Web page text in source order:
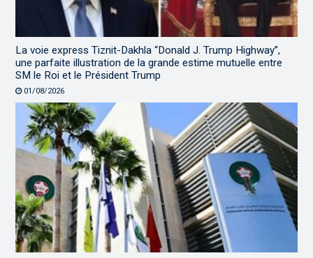
La voie express Tiznit-Dakhla “Donald J. Trump Highway”,
une parfaite illustration de la grande estime mutuelle entre
SM le Roi et le Président Trump
01/08/2026